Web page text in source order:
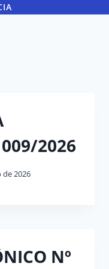
009/2026
de 2026
Nº